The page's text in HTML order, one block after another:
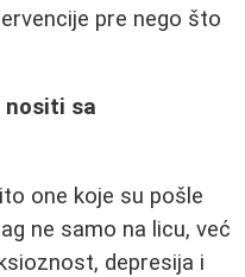
pre nego što
nositi sa
one koje su pošle
ne samo na licu, već
depresija i